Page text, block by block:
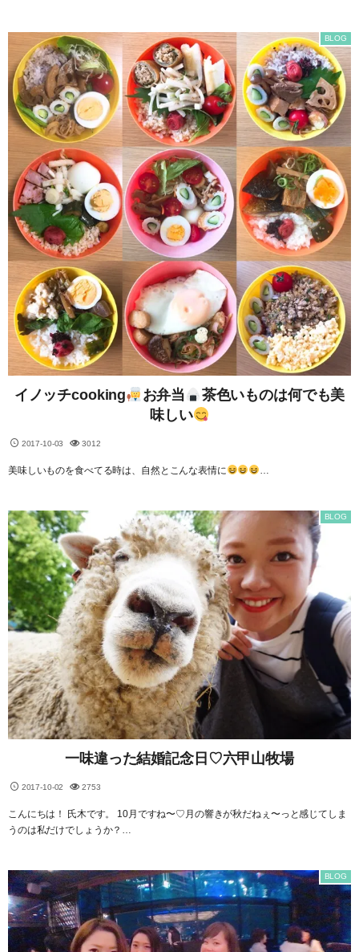
イノッチcooking お弁当
茶色いものは何でも美
味しい
2017-10-03
BLOG
3012
美味しいものを食べてる時は、自然とこんな表情に …
一味違った結婚記念日♡六甲山牧場
2017-10-02
BLOG
2753
こんにちは！ 氏木です。 10月ですね〜♡月の響きが秋だねぇ〜っと感じてしま
うのは私だけでしょうか？…
BLOG